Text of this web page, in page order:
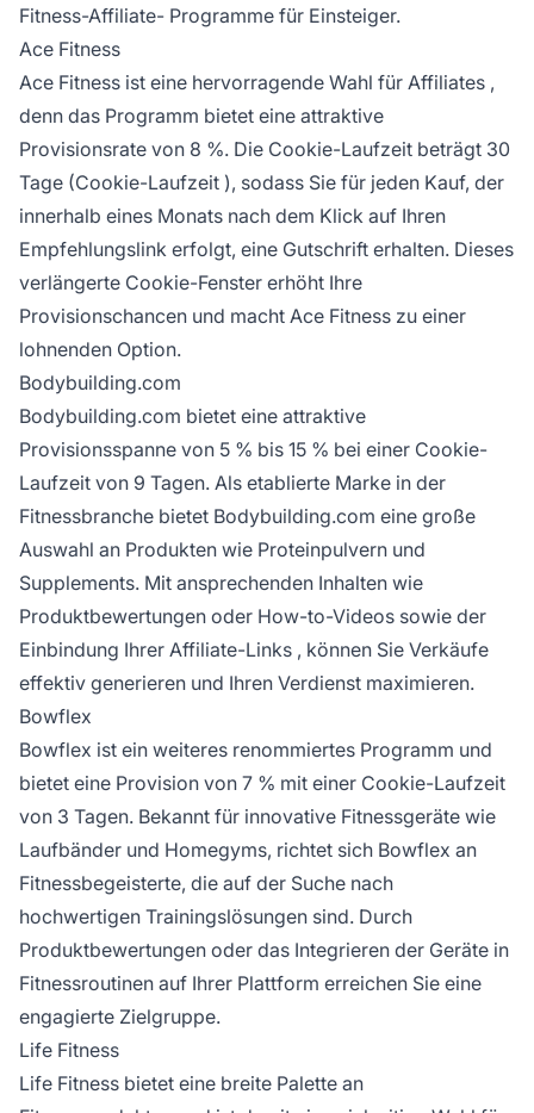
Fitness-Affiliate- Programme für Einsteiger.
Ace Fitness
Ace Fitness ist eine hervorragende Wahl für Affiliates ,
denn das Programm bietet eine attraktive
Provisionsrate von 8 %. Die Cookie-Laufzeit beträgt 30
Tage (Cookie-Laufzeit ), sodass Sie für jeden Kauf, der
innerhalb eines Monats nach dem Klick auf Ihren
Empfehlungslink erfolgt, eine Gutschrift erhalten. Dieses
verlängerte Cookie-Fenster erhöht Ihre
Provisionschancen und macht Ace Fitness zu einer
lohnenden Option.
Bodybuilding.com
Bodybuilding.com bietet eine attraktive
Provisionsspanne von 5 % bis 15 % bei einer Cookie-
Laufzeit von 9 Tagen. Als etablierte Marke in der
Fitnessbranche bietet Bodybuilding.com eine große
Auswahl an Produkten wie Proteinpulvern und
Supplements. Mit ansprechenden Inhalten wie
Produktbewertungen oder How-to-Videos sowie der
Einbindung Ihrer Affiliate-Links , können Sie Verkäufe
effektiv generieren und Ihren Verdienst maximieren.
Bowflex
Bowflex ist ein weiteres renommiertes Programm und
bietet eine Provision von 7 % mit einer Cookie-Laufzeit
von 3 Tagen. Bekannt für innovative Fitnessgeräte wie
Laufbänder und Homegyms, richtet sich Bowflex an
Fitnessbegeisterte, die auf der Suche nach
hochwertigen Trainingslösungen sind. Durch
Produktbewertungen oder das Integrieren der Geräte in
Fitnessroutinen auf Ihrer Plattform erreichen Sie eine
engagierte Zielgruppe.
Life Fitness
Life Fitness bietet eine breite Palette an